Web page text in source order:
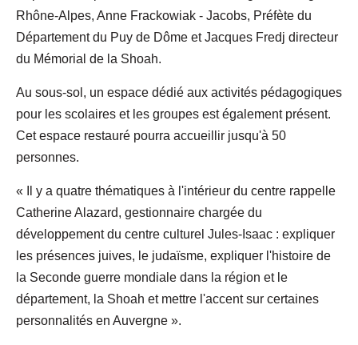
Rhône-Alpes, Anne Frackowiak - Jacobs, Préfète du
Département du Puy de Dôme et Jacques Fredj directeur
du Mémorial de la Shoah.
Au sous-sol, un espace dédié aux activités pédagogiques
pour les scolaires et les groupes est également présent.
Cet espace restauré pourra accueillir jusqu'à 50
personnes.
« Il y a quatre thématiques à l'intérieur du centre rappelle
Catherine Alazard, gestionnaire chargée du
développement du centre culturel Jules-Isaac : expliquer
les présences juives, le judaïsme, expliquer l'histoire de
la Seconde guerre mondiale dans la région et le
département, la Shoah et mettre l'accent sur certaines
personnalités en Auvergne ».